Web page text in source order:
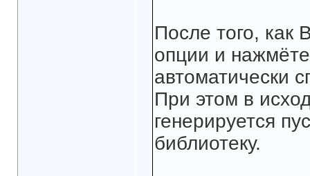
После того, как
опции и
автоматически
При этом в
генерируется
библиотеку.